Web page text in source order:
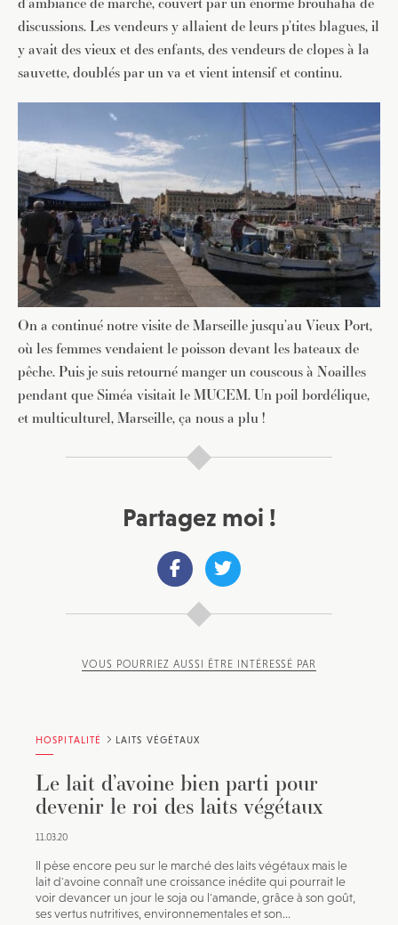
discussions. Les vendeurs y allaient de leurs p’tites blagues, il
y avait des vieux et des enfants, des vendeurs de clopes à la
sauvette, doublés par un va et vient intensif et continu.
On a continué notre visite de Marseille jusqu’au Vieux Port,
où les femmes vendaient le poisson devant les bateaux de
pêche. Puis je suis retourné manger un couscous à Noailles
pendant que Siméa visitait le MUCEM. Un poil bordélique,
et multiculturel, Marseille, ça nous a plu !
Partagez moi !
VOUS POURRIEZ AUSSI ÊTRE INTÉRESSÉ PAR
HOSPITALITÉ LAITS VÉGÉTAUX
Le lait d’avoine bien parti pour
devenir le roi des laits végétaux
11.03.20
Il pèse encore peu sur le marché des laits végétaux mais le
lait d'avoine connaît une croissance inédite qui pourrait le
voir devancer un jour le soja ou l'amande, grâce à son goût,
ses vertus nutritives, environnementales et son...
JE M'INSCRIS À LA NEWSLETTER
Pour recevoir toutes les deux semaines notre lettre
d’info avec une sélection d’articles …